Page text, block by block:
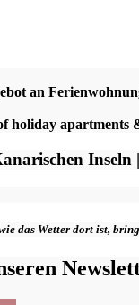
an
holiday apartments
Inseln
das Wetter dort ist,